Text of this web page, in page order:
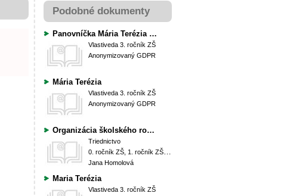
Podobné dokumenty
Panovníčka Mária Terézia - prečo chodíme do školy
Vlastiveda 3. ročník ZŠ
Anonymizovaný GDPR
Mária Terézia
Vlastiveda 3. ročník ZŠ
Anonymizovaný GDPR
Organizácia školského roka 2010/11 Nový školský rok 2010/11 sa začne 1. septembra 2010, jeho slávnostné otvorenie sa uskutoční vo štvrtok 2. septembra 2010. Vyučovanie podľa rozvrhu sa začne v piatok 3. septembra 2010 a v prvom polroku posledným vyučovacím dňom bude piatok 28. januára 2011. Školské vyučovanie v druhom polroku sa po polročných prázdninách začne v utorok 1. februára 2011 a skončí vo štvrtok 30. júna 2011. Vyplýva to zo schválených Pedagogicko-organizačných pokynov na školský rok 2010/11. Prehľad termínov prázdnin
Triednictvo
0. ročník ZŠ, 1. ročník ZŠ, 2. ročník ZŠ, 3. ročník ZŠ, 4. ročník ZŠ, 5. ročník ZŠ, 6. ročník ZŠ (Prima OG), 7. ročník ZŠ (Sekunda OG), 8. ročník ZŠ (Tercia OG), 9. ročník ZŠ (Kvarta OG)
Jana Homolová
Maria Terézia
Vlastiveda 3. ročník ZŠ